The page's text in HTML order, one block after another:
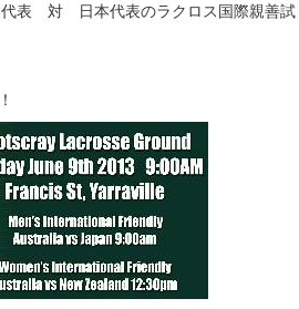
代表 対 日本代表のラクロス国際親善試